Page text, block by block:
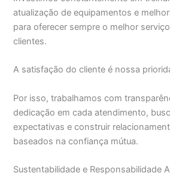
atualização de equipamentos e
para oferecer sempre o melhor
clientes.
A satisfação do cliente é nossa
Por isso, trabalhamos com
dedicação em cada atendimento,
expectativas e construir
baseados na confiança mútua.
Sustentabilidade e Responsabilidade